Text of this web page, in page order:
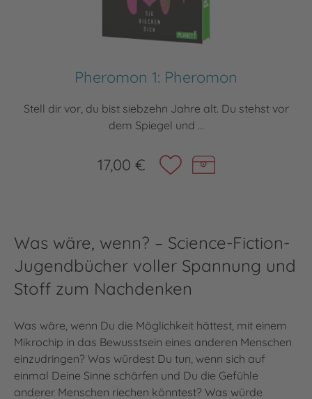
Pheromon 1: Pheromon
Stell dir vor, du bist siebzehn Jahre alt. Du stehst vor
dem Spiegel und ...
17,00 €
Was wäre, wenn? – Science-Fiction-
Jugendbücher voller Spannung und
Stoff zum Nachdenken
Was wäre, wenn Du die Möglichkeit hättest, mit einem
Mikrochip in das Bewusstsein eines anderen Menschen
einzudringen? Was würdest Du tun, wenn sich auf
einmal Deine Sinne schärfen und Du die Gefühle
anderer Menschen riechen könntest? Was würde